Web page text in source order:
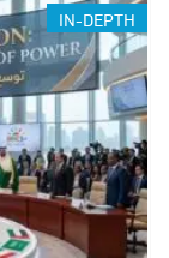
IN-DEPTH